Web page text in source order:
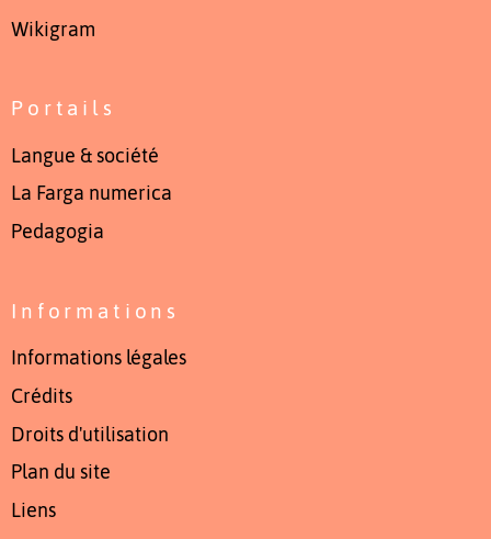
Wikigram
Portails
Langue & société
La Farga numerica
Pedagogia
Informations
Informations légales
Crédits
Droits d'utilisation
Plan du site
Liens